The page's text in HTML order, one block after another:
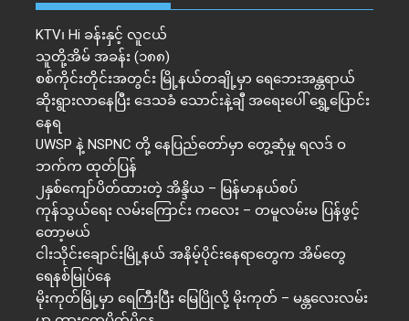
KTV၊ Hi ခန်းနှင့် လူငယ်
သူတို့အိမ် အခန်း (၁၈၈)
စစ်ကိုင်းတိုင်းအတွင်း မြို့နယ်တချို့မှာ ရေဘေးအန္တရာယ်
ဆိုးရွားလာနေပြီး ဒေသခံ သောင်းနဲ့ချီ အရေးပေါ် ရွှေ့ပြောင်း
နေရ
UWSP နဲ့ NSPNC တို့ နေပြည်တော်မှာ တွေ့ဆုံမှု ရလဒ် ဝ
ဘက်က ထုတ်ပြန်
၂နှစ်​ကျော်ပိတ်ထားတဲ့ အိန္ဒိယ – မြန်မာနယ်စပ်
ကုန်သွယ်ရေး လမ်းကြောင်း ကလေး – တမူလမ်းမ ပြန်ဖွင့်
တော့မယ်
ငါးသိုင်းချောင်းမြို့နယ် အနိမ့်ပိုင်းနေရာတွေက အိမ်​တွေ
ရေနစ်မြုပ်နေ
မိုးကုတ်မြို့မှာ ရေကြီးပြီး မြေပြိုလို့ မိုးကုတ် – မန္တလေးလမ်း